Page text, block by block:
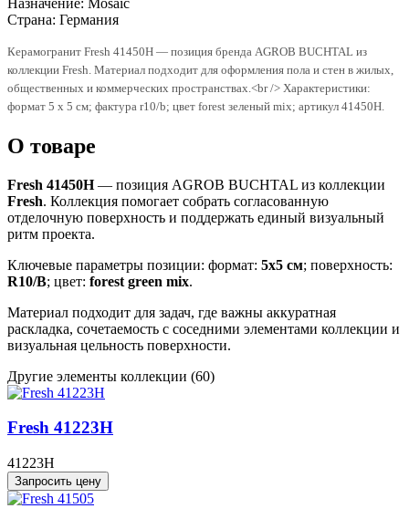
Страна: Германия
Керамогранит Fresh 41450H — позиция бренда AGROB BUCHTAL из
коллекции Fresh. Материал подходит для оформления пола и стен в жилых,
общественных и коммерческих пространствах.<br /> Характеристики:
формат 5 x 5 см; фактура r10/b; цвет forest зеленый mix; артикул 41450H.
О товаре
Fresh 41450H— позиция AGROB BUCHTAL из коллекции
Fresh. Коллекция помогает собрать согласованную
отделочную поверхность и поддержать единый визуальный
ритм проекта.
Ключевые параметры позиции: формат: 5x5 см; поверхность:
R10/B; цвет: forest green mix.
Материал подходит для задач, где важны аккуратная
раскладка, сочетаемость с соседними элементами коллекции и
визуальная цельность поверхности.
Другие элементы коллекции (60)
Fresh 41223H
41223H
Запросить цену